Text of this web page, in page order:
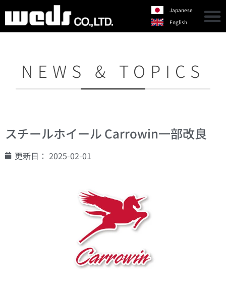
Japanese
English
NEWS & TOPICS
スチールホイール Carrowin一部改良
更新日： 2025-02-01